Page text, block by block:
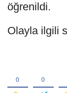
öğrenildi.
Olayla ilgili